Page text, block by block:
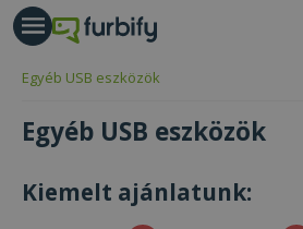
Egyéb USB eszközök
Egyéb USB eszközök
Kiemelt ajánlatunk:
gomb